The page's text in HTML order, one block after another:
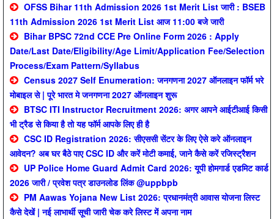
OFSS Bihar 11th Admission 2026 1st Merit List जारी : BSEB
11th Admission 2026 1st Merit List आज 11:00 बजे जारी
Bihar BPSC 72nd CCE Pre Online Form 2026 : Apply
Date/Last Date/Eligibility/Age Limit/Application Fee/Selection
Process/Exam Pattern/Syllabus
Census 2027 Self Enumeration: जनगणना 2027 ऑनलाइन फॉर्म भरे
मोबाइल से | पूरे भारत मे जनगणना 2027 ऑनलाइन शुरू
BTSC ITI Instructor Recruitment 2026: अगर आपने आईटीआई किसी
भी ट्रैड से किया है तो यह फॉर्म आपके लिए ही है
CSC ID Registration 2026: सीएससी सेंटर के लिए ऐसे करे ऑनलाइन
आवेदन? अब घर बैठे पाए CSC ID और करें मोटी कमाई, जाने कैसे करें रजिस्ट्रैशन
UP Police Home Guard Admit Card 2026: यूपी होमगार्ड एडमिट कार्ड
2026 जारी / प्रवेश पत्र डाउनलोड लिंक @uppbpb
PM Aawas Yojana New List 2026: प्रधानमंत्री आवास योजना लिस्ट
कैसे देखें | नई लाभार्थी सूची जारी चेक करे लिस्ट में अपना नाम